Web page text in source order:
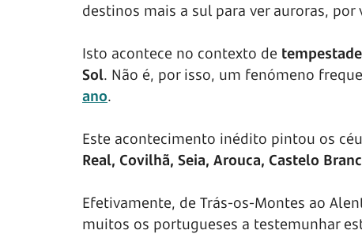
destinos mais a sul para ver auroras,
Isto acontece no contexto de
Sol. Não é, por isso, um fenómeno
ano.
Este acontecimento inédito pintou os
Real, Covilhã, Seia, Arouca, Castelo
Efetivamente, de Trás-os-Montes ao
muitos os portugueses a testemunhar